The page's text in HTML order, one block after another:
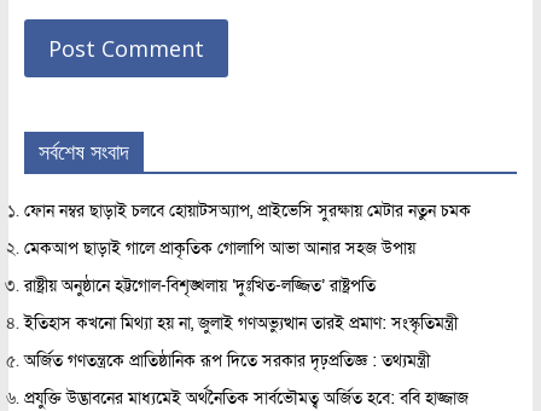
সর্বশেষ সংবাদ
ফোন নম্বর ছাড়াই চলবে হোয়াটসঅ্যাপ, প্রাইভেসি সুরক্ষায় মেটার নতুন চমক
মেকআপ ছাড়াই গালে প্রাকৃতিক গোলাপি আভা আনার সহজ উপায়
রাষ্ট্রীয় অনুষ্ঠানে হট্টগোল-বিশৃঙ্খলায় ‘দুঃখিত-লজ্জিত’ রাষ্ট্রপতি
ইতিহাস কখনো মিথ্যা হয় না, জুলাই গণঅভ্যুত্থান তারই প্রমাণ: সংস্কৃতিমন্ত্রী
অর্জিত গণতন্ত্রকে প্রাতিষ্ঠানিক রূপ দিতে সরকার দৃঢ়প্রতিজ্ঞ : তথ্যমন্ত্রী
প্রযুক্তি উদ্ভাবনের মাধ্যমেই অর্থনৈতিক সার্বভৌমত্ব অর্জিত হবে: ববি হাজ্জাজ